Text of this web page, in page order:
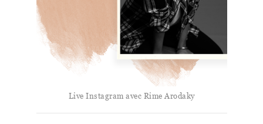
Live Instagram avec Rime Arodaky